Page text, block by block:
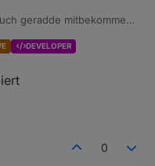
geradde mitbekommen
DEVELOPER
0